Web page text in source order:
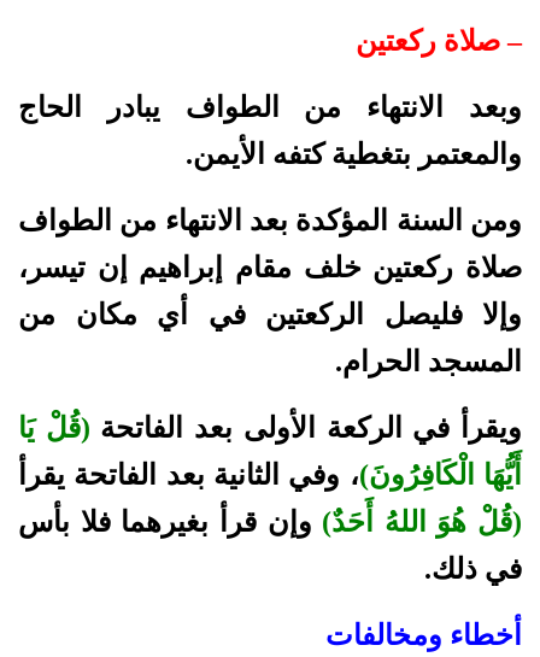
– صلاة ركعتين
وبعد الانتهاء من الطواف يبادر الحاج
والمعتمر بتغطية كتفه الأيمن.
ومن السنة المؤكدة بعد الانتهاء من الطواف
صلاة ركعتين خلف مقام إبراهيم إن تيسر،
وإلا فليصل الركعتين في أي مكان من
المسجد الحرام.
ويقرأ في الركعة الأولى بعد الفاتحة (قُلْ يَا
أَيُّهَا الْكَافِرُونَ)، وفي الثانية بعد الفاتحة يقرأ
(قُلْ هُوَ اللهُ أَحَدٌ) وإن قرأ بغيرهما فلا بأس
في ذلك.
أخطاء ومخالفات